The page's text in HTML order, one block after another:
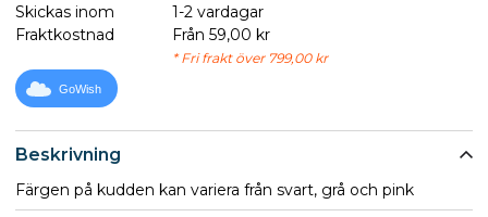
Beskrivning
Färgen på kudden kan variera från svart, grå och pink
Skickas inom
1-2 vardagar
Fraktkostnad
Från 59,00 kr
* Fri frakt över 799,00 kr
GoWish